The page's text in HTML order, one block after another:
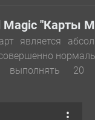
Magic "Карты
является
выполнять 20